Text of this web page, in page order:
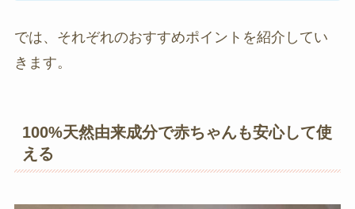
では、それぞれのおすすめポイントを紹介してい
きます。
100%天然由来成分で赤ちゃんも安心して使
える